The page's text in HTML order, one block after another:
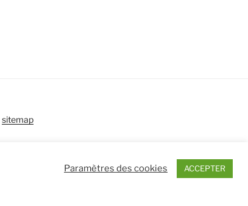
|sitemap
Paramètres des cookies ACCEPTER